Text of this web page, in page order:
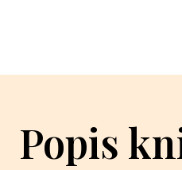
Popis